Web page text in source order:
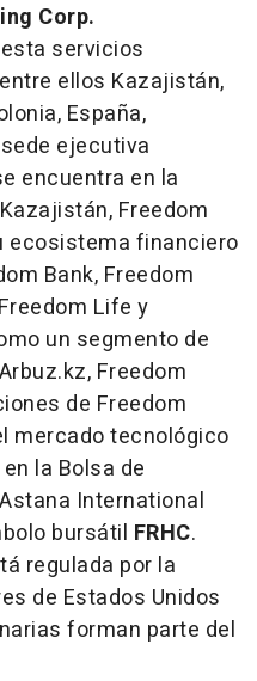
Corp.
servicios
ellos Kazajistán,
España,
ejecutiva
encuentra en la
Freedom
ecosistema financiero
Bank, Freedom
Life y
un segmento de
Freedom
de Freedom
mercado tecnológico
la Bolsa de
International
bursátil FRHC.
regulada por la
de Estados Unidos
forman parte del